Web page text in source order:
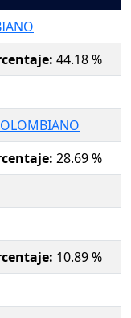
44.18 %
28.69 %
10.89 %